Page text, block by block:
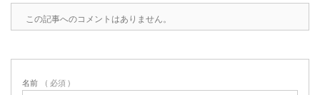
この記事へのコメントはありません。
名前 ( 必須 )